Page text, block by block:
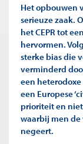
Het opbouwen
serieuze zaak.
het CEPR tot
hervormen.
sterke bias die
verminderd
een
een Europese
prioriteit en niet
waarbij men de
negeert.